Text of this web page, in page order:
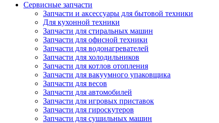
Сервисные запчасти
Запчасти и аксессуары для бытовой техники
Для кухонной техники
Запчасти для стиральных машин
Запчасти для офисной техники
Запчасти для водонагревателей
Запчасти для холодильников
Запчасти для котлов отопления
Запчасти для вакуумного упаковщика
Запчасти для весов
Запчасти для автомобилей
Запчасти для игровых приставок
Запчасти для гироскутеров
Запчасти для сушильных машин